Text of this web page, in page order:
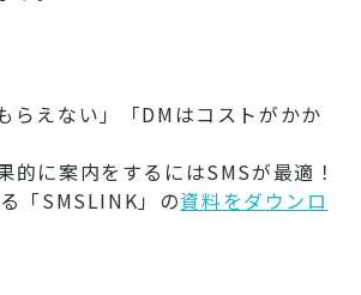
らえない」「DMはコストがかか
的に案内をするにはSMSが最適！
「SMSLINK」の資料をダウンロ